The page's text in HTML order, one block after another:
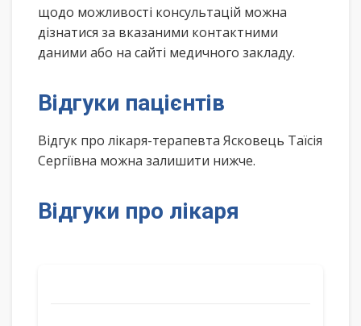
щодо можливості консультацій можна
дізнатися за вказаними контактними
даними або на сайті медичного закладу.
Відгуки пацієнтів
Відгук про лікаря-терапевта Ясковець Таїсія
Сергіївна можна залишити нижче.
Відгуки про лікаря